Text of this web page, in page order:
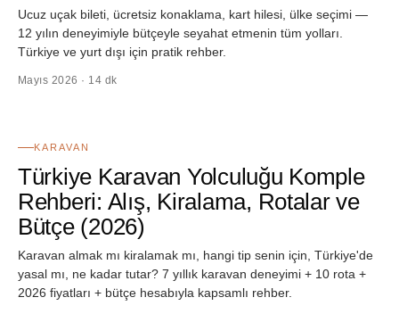
Ucuz uçak bileti, ücretsiz konaklama, kart hilesi, ülke seçimi —
12 yılın deneyimiyle bütçeyle seyahat etmenin tüm yolları.
Türkiye ve yurt dışı için pratik rehber.
Mayıs 2026 · 14 dk
KARAVAN
Türkiye Karavan Yolculuğu Komple
Rehberi: Alış, Kiralama, Rotalar ve
Bütçe (2026)
Karavan almak mı kiralamak mı, hangi tip senin için, Türkiye'de
yasal mı, ne kadar tutar? 7 yıllık karavan deneyimi + 10 rota +
2026 fiyatları + bütçe hesabıyla kapsamlı rehber.